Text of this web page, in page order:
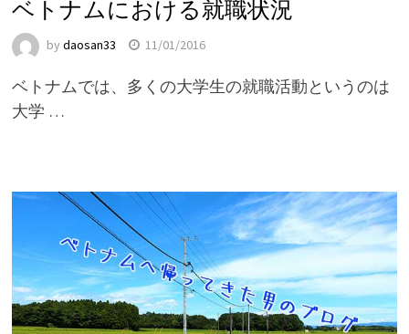
ベトナムにおける就職状況
by daosan33 11/01/2016
ベトナムでは、多くの大学生の就職活動というのは
大学 …